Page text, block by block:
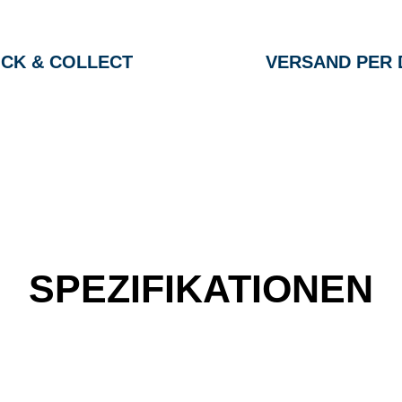
& COLLECT VERSAND PER
SPEZIFIKATIONEN